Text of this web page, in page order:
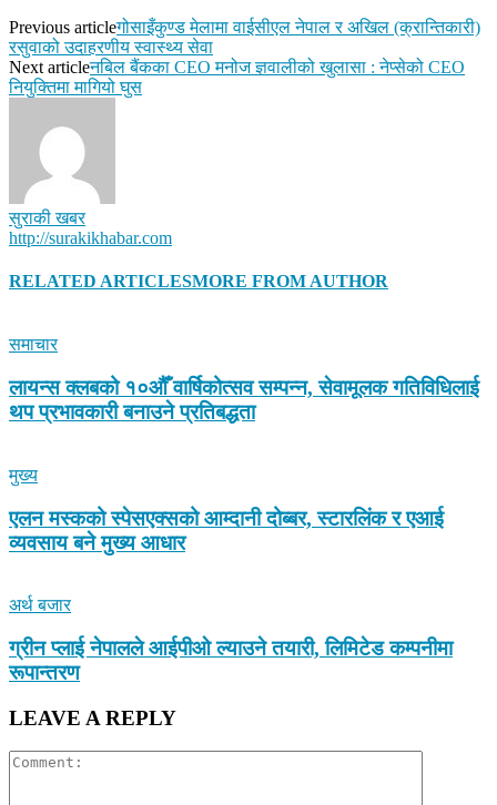
Previous articleगोसाइँकुण्ड मेलामा वाईसीएल नेपाल र अखिल (क्रान्तिकारी)
रसुवाको उदाहरणीय स्वास्थ्य सेवा
Next articleनबिल बैंकका CEO मनोज ज्ञवालीको खुलासा : नेप्सेको CEO
नियुक्तिमा मागियो घुस
सुराकी खबर
http://surakikhabar.com
RELATED ARTICLESMORE FROM AUTHOR
समाचार
लायन्स क्लबको १०औँ वार्षिकोत्सव सम्पन्न, सेवामूलक गतिविधिलाई
थप प्रभावकारी बनाउने प्रतिबद्धता
मुख्य
एलन मस्कको स्पेसएक्सको आम्दानी दोब्बर, स्टारलिंक र एआई
व्यवसाय बने मुख्य आधार
अर्थ बजार
ग्रीन प्लाई नेपालले आईपीओ ल्याउने तयारी, लिमिटेड कम्पनीमा
रूपान्तरण
LEAVE A REPLY